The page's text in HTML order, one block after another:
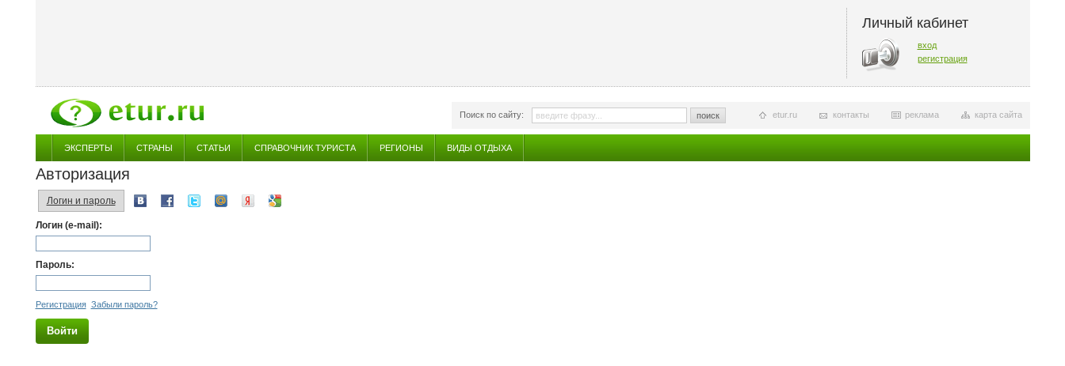
Личный кабинет
вход
регистрация
Поиск по сайту: поиск карта сайта
реклама
контакты
etur.ru
ЭКСПЕРТЫ СТРАНЫ СТАТЬИ СПРАВОЧНИК ТУРИСТА РЕГИОНЫ ВИДЫ ОТДЫХА
Авторизация
Логин и пароль
Логин (e-mail):
Пароль:
Регистрация Забыли пароль?
Войти